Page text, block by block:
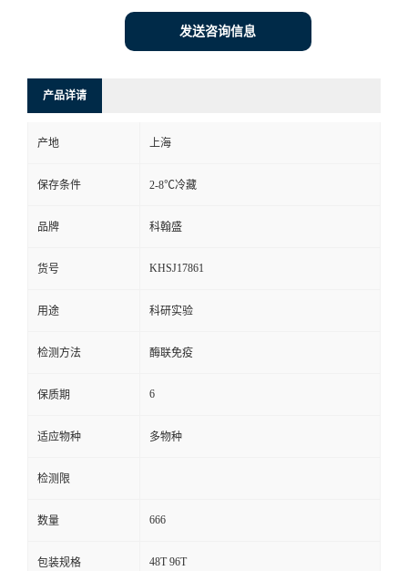
发送咨询信息
产品详请
产地 上海
保存条件 2-8℃冷藏
品牌 科翰盛
货号 KHSJ17861
用途 科研实验
检测方法 酶联免疫
保质期 6
适应物种 多物种
检测限
数量 666
包装规格 48T 96T